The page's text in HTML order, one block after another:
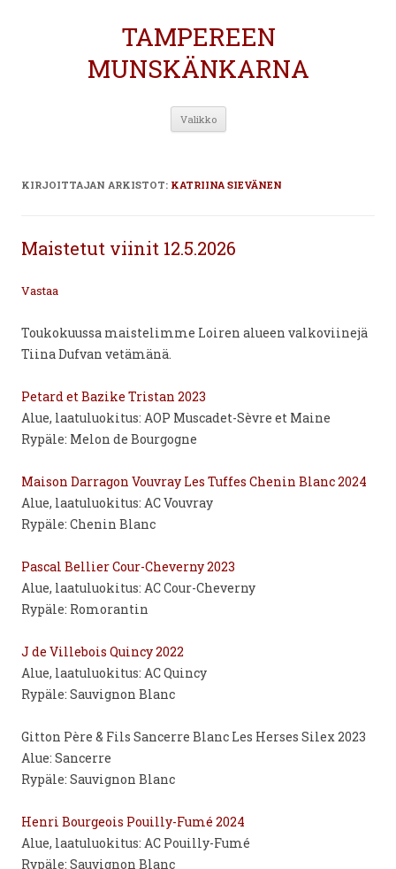
TAMPEREEN
MUNSKÄNKARNA
Valikko Siirry
KIRJOITTAJAN ARKISTOT: KATRIINA SIEVÄNEN
Maistetut viinit 12.5.2026
Vastaa
Toukokuussa maistelimme Loiren alueen valkoviinejä
Tiina Dufvan vetämänä.
Petard et Bazike Tristan 2023
Alue, laatuluokitus: AOP Muscadet-Sèvre et Maine
Rypäle: Melon de Bourgogne
Maison Darragon Vouvray Les Tuffes Chenin Blanc 2024
Alue, laatuluokitus: AC Vouvray
Rypäle: Chenin Blanc
Pascal Bellier Cour-Cheverny 2023
Alue, laatuluokitus: AC Cour-Cheverny
Rypäle: Romorantin
J de Villebois Quincy 2022
Alue, laatuluokitus: AC Quincy
Rypäle: Sauvignon Blanc
Gitton Père & Fils Sancerre Blanc Les Herses Silex 2023
Alue: Sancerre
Rypäle: Sauvignon Blanc
Henri Bourgeois Pouilly-Fumé 2024
Alue, laatuluokitus: AC Pouilly-Fumé
Rypäle: Sauvignon Blanc